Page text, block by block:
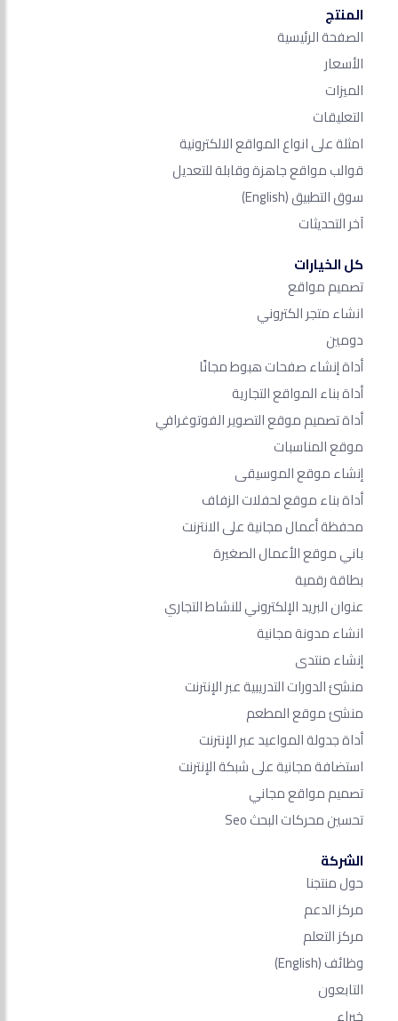
المنتج
الصفحة الرئيسية
الأسعار
الميزات
التعليقات
امثلة على انواع المواقع الالكترونية
قوالب مواقع جاهزة وقابلة للتعديل
سوق التطبيق(English)
آخر التحديثات
كل الخيارات
تصميم مواقع
انشاء متجر الكتروني
دومين
أداة إنشاء صفحات هبوط مجانًا
أداة بناء المواقع التجارية
أداة تصميم موقع التصوير الفوتوغرافي
موقع المناسبات
إنشاء موقع الموسيقى
أداة بناء موقع لحفلات الزفاف
محفظة أعمال مجانية على الانترنت
باني موقع الأعمال الصغيرة
بطاقة رقمية
عنوان البريد الإلكتروني للنشاط التجاري
انشاء مدونة مجانية
إنشاء منتدى
منشئ الدورات التدريبية عبر الإنترنت
منشئ موقع المطعم
أداة جدولة المواعيد عبر الإنترنت
استضافة مجانية على شبكة الإنترنت
تصميم مواقع مجاني
تحسين محركات البحث Seo​
الشركة
حول منتجنا
مركز الدعم
مركز التعلم
وظائف(English)
التابعون
خبراء